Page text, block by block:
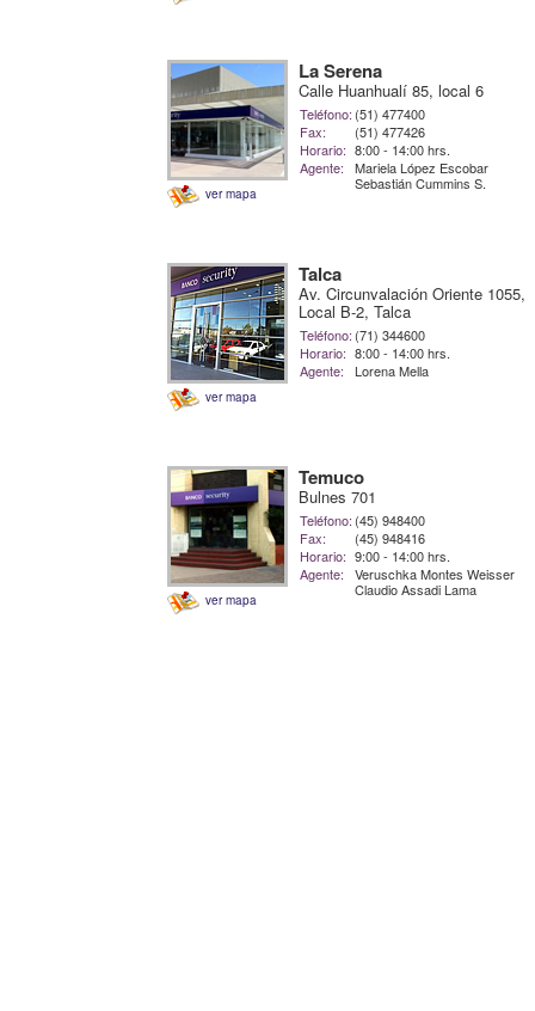
ver mapa
La Serena
Calle Huanhualí 85, local 6
Teléfono: (51) 477400
Fax:
(51) 477426
Horario: 8:00 - 14:00 hrs.
Agente:
Mariela López Escobar
Sebastián Cummins S.
ver mapa
Talca
Av. Circunvalación Oriente 1055,
Local B-2, Talca
Teléfono: (71) 344600
Horario: 8:00 - 14:00 hrs.
Agente:
Lorena Mella
ver mapa
Temuco
Bulnes 701
Teléfono: (45) 948400
Fax:
(45) 948416
Horario: 9:00 - 14:00 hrs.
Agente:
Veruschka Montes Weisser
Claudio Assadi Lama